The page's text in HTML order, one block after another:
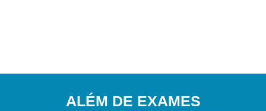
ALÉM DE EXAMES